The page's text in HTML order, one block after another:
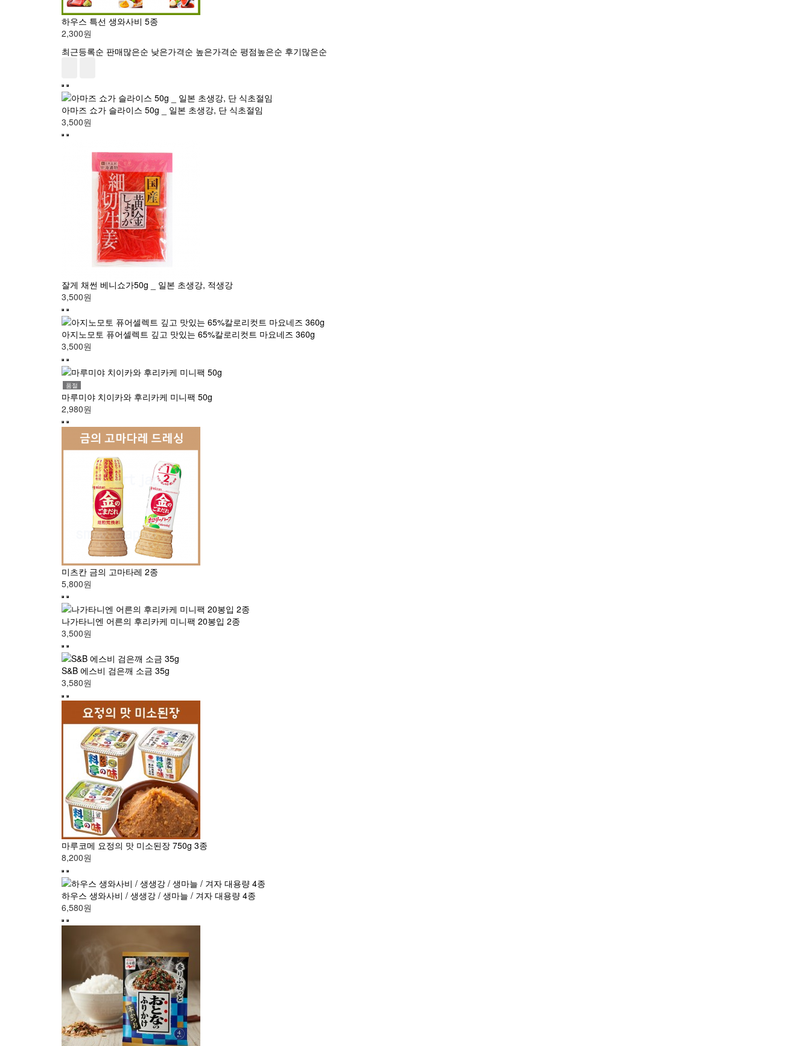
하우스 특선 생와사비 5종
2,300원
최근등록순 판매많은순 낮은가격순 높은가격순 평점높은순 후기많은순
아마즈 쇼가 슬라이스 50g _ 일본 초생강, 단 식초절임
3,500원
잘게 채썬 베니쇼가50g _ 일본 초생강, 적생강
3,500원
아지노모토 퓨어셀렉트 깊고 맛있는 65%칼로리컷트 마요네즈 360g
3,500원
품절
마루미야 치이카와 후리카케 미니팩 50g
2,980원
미츠칸 금의 고마타레 2종
5,800원
나가타니엔 어른의 후리카케 미니팩 20봉입 2종
3,500원
S&B 에스비 검은깨 소금 35g
3,580원
마루코메 요정의 맛 미소된장 750g 3종
8,200원
하우스 생와사비 / 생생강 / 생마늘 / 겨자 대용량 4종
6,580원